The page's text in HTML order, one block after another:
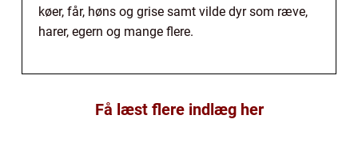
køer, får, høns og grise samt vilde dyr som ræve,
harer, egern og mange flere.
Få læst flere indlæg her